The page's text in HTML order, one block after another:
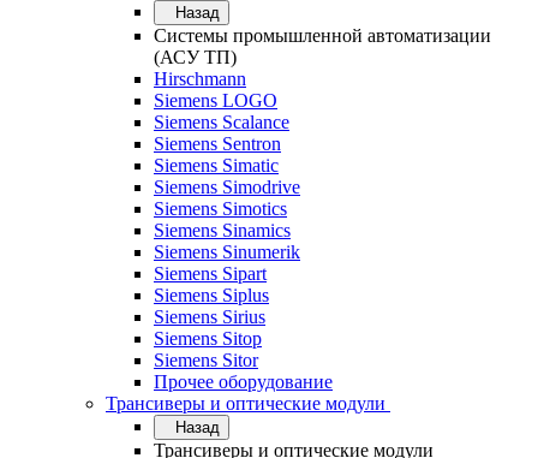
Назад
Системы промышленной автоматизации
(АСУ ТП)
Hirschmann
Siemens LOGO
Siemens Scalance
Siemens Sentron
Siemens Simatic
Siemens Simodrive
Siemens Simotics
Siemens Sinamics
Siemens Sinumerik
Siemens Sipart
Siemens Siplus
Siemens Sirius
Siemens Sitop
Siemens Sitor
Прочее оборудование
Трансиверы и оптические модули
Назад
Трансиверы и оптические модули